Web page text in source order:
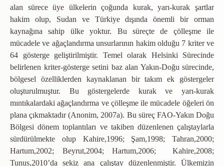
alan sürece üye ülkelerin çoğunda kurak, yarı-kurak şartlar
hakim olup, Sudan ve Türkiye dışında önemli bir orman
kaynağına sahip ülke yoktur. Bu süreçte de çölleşme ile
mücadele ve ağaçlandırma unsurlarının hakim olduğu 7 kriter ve
64 gösterge geliştirilmiştir. Temel olarak Helsinki Sürecinde
belirlenen kriter-gösterge setini baz alan Yakın-Doğu sürecinde,
bölgesel özelliklerden kaynaklanan bir takım ek göstergeler
oluşturulmuştur. Bu göstergelerde kurak ve yarı-kurak
mıntıkalardaki ağaçlandırma ve çölleşme ile mücadele öğeleri ön
plana çıkmaktadır (Anonim, 2007a). Bu süreç FAO-Yakın Doğu
Bölgesi dönem toplantıları ve takiben düzenlenen çalıştaylarla
sürdürülmekte olup Kahire,1996; Şam,1998; Tahran,2000;
Hartum,2002; Beyrut,2004; Hartum,2006; Kahire,2008;
Tunus,2010’da sekiz ana çalıştay düzenlenmiştir. Ülkemizin